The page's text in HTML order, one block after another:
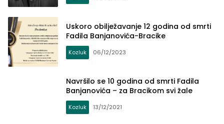
Uskoro obilježavanje 12 godina od smrti
Fadila Banjanovića-Bracike
Kozluk 06/12/2023
Navršilo se 10 godina od smrti Fadila
Banjanovića – za Bracikom svi žale
Kozluk 13/12/2021